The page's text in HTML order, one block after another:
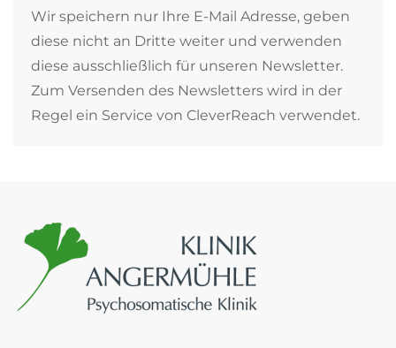
Wir speichern nur Ihre E-Mail Adresse, geben
diese nicht an Dritte weiter und verwenden
diese ausschließlich für unseren Newsletter.
Zum Versenden des Newsletters wird in der
Regel ein Service von CleverReach verwendet.